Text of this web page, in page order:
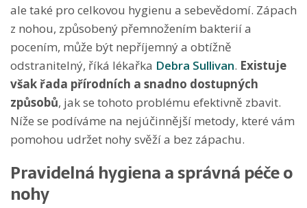
ale také pro celkovou hygienu a sebevědomí. Zápach
z nohou, způsobený přemnožením bakterií a
pocením, může být nepříjemný a obtížně
odstranitelný, říká lékařka Debra Sullivan. Existuje
však řada přírodních a snadno dostupných
způsobů, jak se tohoto problému efektivně zbavit.
Níže se podíváme na nejúčinnější metody, které vám
pomohou udržet nohy svěží a bez zápachu.
Pravidelná hygiena a správná péče o
nohy